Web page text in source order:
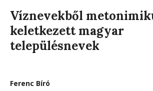
Víznevekből
keletkezett magyar
településnevek
Ferenc Bíró